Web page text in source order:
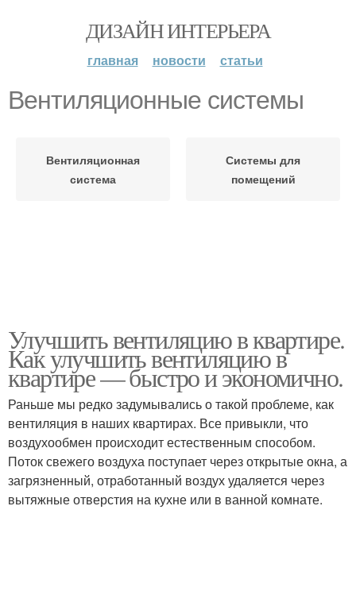
ДИЗАЙН ИНТЕРЬЕРА
главная новости статьи
Вентиляционные системы
Вентиляционная
система
Системы для
помещений
Улучшить вентиляцию в квартире.
Как улучшить вентиляцию в
квартире — быстро и экономично.
Раньше мы редко задумывались о такой проблеме, как
вентиляция в наших квартирах. Все привыкли, что
воздухообмен происходит естественным способом.
Поток свежего воздуха поступает через открытые окна, а
загрязненный, отработанный воздух удаляется через
вытяжные отверстия на кухне или в ванной комнате.